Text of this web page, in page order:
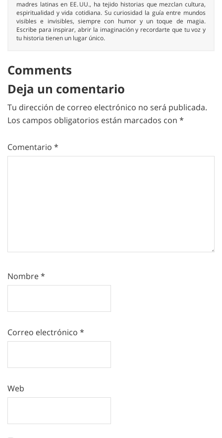
madres latinas en EE. UU., ha tejido historias que mezclan cultura,
espiritualidad y vida cotidiana. Su curiosidad la guía entre mundos
visibles e invisibles, siempre con humor y un toque de magia.
Escribe para inspirar, abrir la imaginación y recordarte que tu voz y
tu historia tienen un lugar único.
Comments
Deja un comentario
Tu dirección de correo electrónico no será publicada.
Los campos obligatorios están marcados con *
Comentario *
Nombre*
Correo electrónico *
Web